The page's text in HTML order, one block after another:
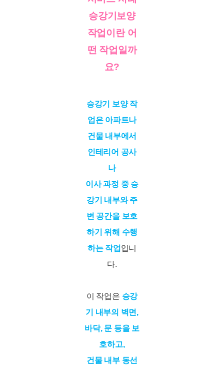
승강기보양
작업이란 어
떤 작업일까
요?
승강기 보양 작
업은 아파트나
건물 내부에서
인테리어 공사
나
이사 과정 중 승
강기 내부와 주
변 공간을 보호
하기 위해 수행
하는 작업 입니
다.
이 작업은 승강
기 내부의 벽면,
바닥, 문 등을 보
호하고,
건물 내부 동선